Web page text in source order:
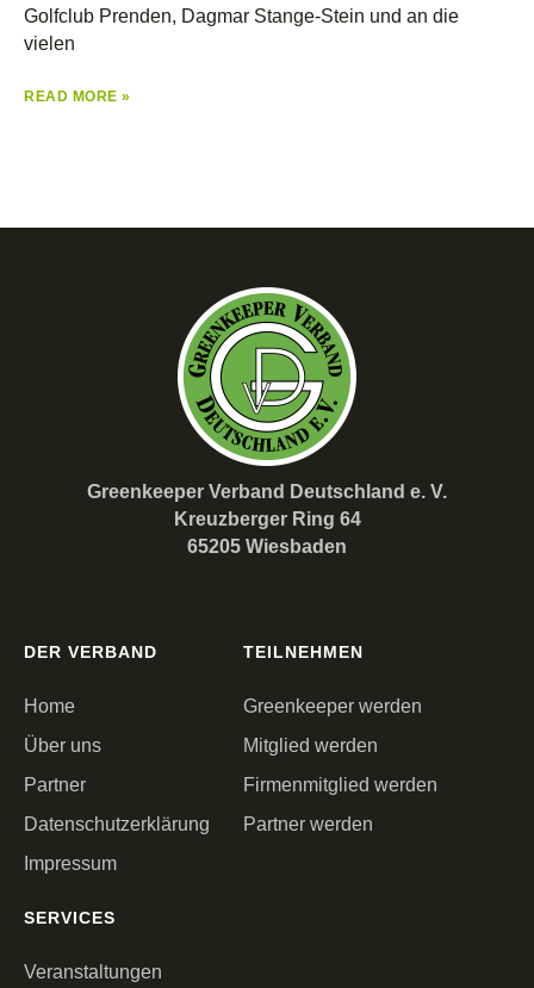
Golfclub Prenden, Dagmar Stange-Stein und an die
vielen
READ MORE »
Greenkeeper Verband Deutschland e. V.
Kreuzberger Ring 64
65205 Wiesbaden
DER VERBAND
Home
Über uns
Partner
Datenschutzerklärung
Impressum
TEILNEHMEN
Greenkeeper werden
Mitglied werden
Firmenmitglied werden
Partner werden
SERVICES
Veranstaltungen